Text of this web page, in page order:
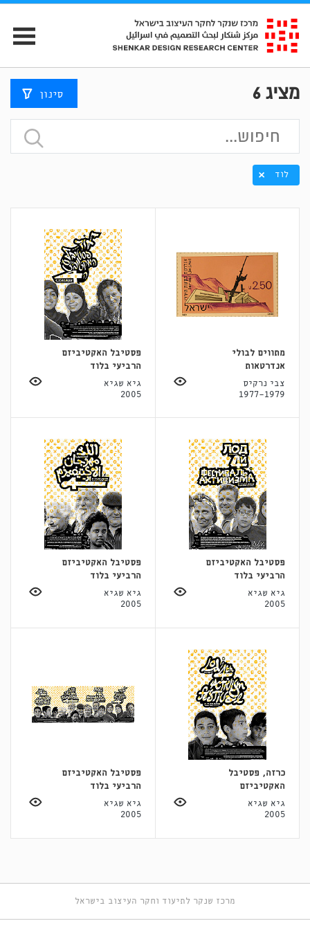
מציג6 סינון
לוד
מתווים לבולי
אנדרטאות
צבי נרקיס
1977-1979
פסטיבל האקטיביזם
הרביעי בלוד
גיא שגיא
2005
פסטיבל האקטיביזם
הרביעי בלוד
גיא שגיא
2005
פסטיבל האקטיביזם
הרביעי בלוד
גיא שגיא
2005
כרזה, פסטיבל
האקטיביזם
גיא שגיא
2005
פסטיבל האקטיביזם
הרביעי בלוד
גיא שגיא
2005
מרכז שנקר לתיעוד וחקר העיצוב בישראל